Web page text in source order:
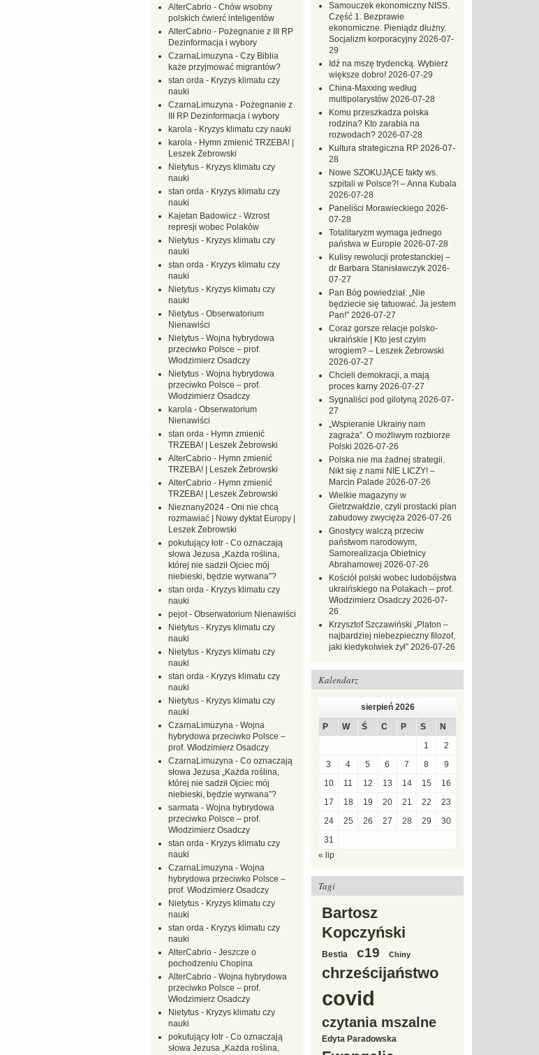
Samouczek ekonomiczny NISS.
Część 1. Bezprawie
ekonomiczne. Pieniądz dłużny.
Socjalizm korporacyjny 2026-07-
29
Idź na mszę trydencką. Wybierz
większe dobro! 2026-07-29
China-Maxxing według
multipolarystów 2026-07-28
Komu przeszkadza polska
rodzina? Kto zarabia na
rozwodach? 2026-07-28
Kultura strategiczna RP 2026-07-
28
Nowe SZOKUJĄCE fakty ws.
szpitali w Polsce?! – Anna Kubala
2026-07-28
Paneliści Morawieckiego 2026-
07-28
Totalitaryzm wymaga jednego
państwa w Europie 2026-07-28
Kulisy rewolucji protestanckiej –
dr Barbara Stanisławczyk 2026-
07-27
Pan Bóg powiedział: „Nie
będziecie się tatuować. Ja jestem
Pan!” 2026-07-27
Coraz gorsze relacje polsko-
ukraińskie | Kto jest czyim
wrogiem? – Leszek Żebrowski
2026-07-27
Chcieli demokracji, a mają
proces karny 2026-07-27
Sygnaliści pod gilotyną 2026-07-
27
„Wspieranie Ukrainy nam
zagraża”. O możliwym rozbiorze
Polski 2026-07-26
Polska nie ma żadnej strategii.
Nikt się z nami NIE LICZY! –
Marcin Palade 2026-07-26
Wielkie magazyny w
Gietrzwałdzie, czyli prostacki plan
zabudowy zwycięża 2026-07-26
Gnostycy walczą przeciw
państwom narodowym,
Samorealizacja Obietnicy
Abrahamowej 2026-07-26
Kościół polski wobec ludobójstwa
ukraińskiego na Polakach – prof.
Włodzimierz Osadczy 2026-07-
26
Krzysztof Szczawiński „Platon –
najbardziej niebezpieczny filozof,
jaki kiedykolwiek żył” 2026-07-26
Kalendarz
sierpień 2026
P
W Ś C P S
N
1
2
3
4 5 6 7 8
9
10
11 12 13 14 15
16
17
18 19 20 21 22
23
24
25 26 27 28 29
30
31
« lip
Tagi
Bartosz
Kopczyński
Bestia c19 Chiny
chrześcijaństwo
covid
czytania mszalne
Edyta Paradowska
AlterCabrio - Chów wsobny
polskich ćwierć inteligentów
AlterCabrio - Pożegnanie z III RP
Dezinformacja i wybory
CzarnaLimuzyna - Czy Biblia
każe przyjmować migrantów?
stan orda - Kryzys klimatu czy
nauki
CzarnaLimuzyna - Pożegnanie z
III RP Dezinformacja i wybory
karola - Kryzys klimatu czy nauki
karola - Hymn zmienić TRZEBA! |
Leszek Żebrowski
Nietytus - Kryzys klimatu czy
nauki
stan orda - Kryzys klimatu czy
nauki
Kajetan Badowicz - Wzrost
represji wobec Polaków
Nietytus - Kryzys klimatu czy
nauki
stan orda - Kryzys klimatu czy
nauki
Nietytus - Kryzys klimatu czy
nauki
Nietytus - Obserwatorium
Nienawiści
Nietytus - Wojna hybrydowa
przeciwko Polsce – prof.
Włodzimierz Osadczy
Nietytus - Wojna hybrydowa
przeciwko Polsce – prof.
Włodzimierz Osadczy
karola - Obserwatorium
Nienawiści
stan orda - Hymn zmienić
TRZEBA! | Leszek Żebrowski
AlterCabrio - Hymn zmienić
TRZEBA! | Leszek Żebrowski
AlterCabrio - Hymn zmienić
TRZEBA! | Leszek Żebrowski
Nieznany2024 - Oni nie chcą
rozmawiać | Nowy dyktat Europy |
Leszek Żebrowski
pokutujący łotr - Co oznaczają
słowa Jezusa „Każda roślina,
której nie sadził Ojciec mój
niebieski, będzie wyrwana”?
stan orda - Kryzys klimatu czy
nauki
pejot- Obserwatorium Nienawiści
Nietytus - Kryzys klimatu czy
nauki
Nietytus - Kryzys klimatu czy
nauki
stan orda - Kryzys klimatu czy
nauki
Nietytus - Kryzys klimatu czy
nauki
CzarnaLimuzyna - Wojna
hybrydowa przeciwko Polsce –
prof. Włodzimierz Osadczy
CzarnaLimuzyna - Co oznaczają
słowa Jezusa „Każda roślina,
której nie sadził Ojciec mój
niebieski, będzie wyrwana”?
sarmata - Wojna hybrydowa
przeciwko Polsce – prof.
Włodzimierz Osadczy
stan orda - Kryzys klimatu czy
nauki
CzarnaLimuzyna - Wojna
hybrydowa przeciwko Polsce –
prof. Włodzimierz Osadczy
Nietytus - Kryzys klimatu czy
nauki
stan orda - Kryzys klimatu czy
nauki
AlterCabrio - Jeszcze o
pochodzeniu Chopina
AlterCabrio - Wojna hybrydowa
przeciwko Polsce – prof.
Włodzimierz Osadczy
Nietytus - Kryzys klimatu czy
nauki
pokutujący łotr - Co oznaczają
słowa Jezusa „Każda roślina,